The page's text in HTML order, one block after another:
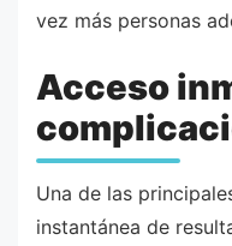
vez más personas
Acceso
Una de las
instantánea de